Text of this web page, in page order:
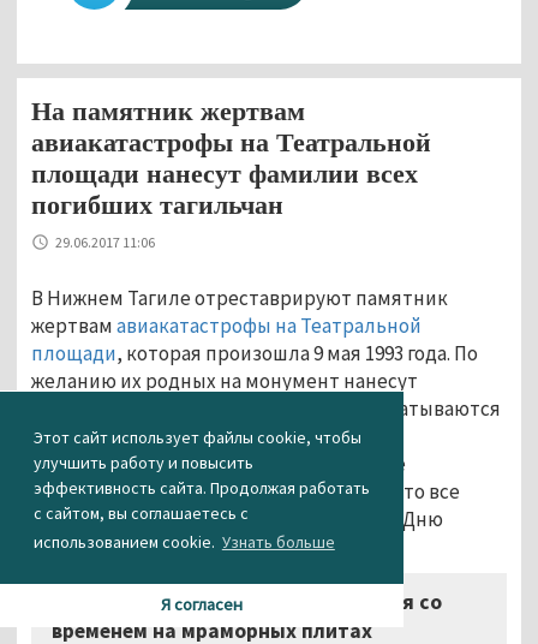
Этот сайт использует файлы cookie, чтобы
улучшить работу и повысить
эффективность сайта. Продолжая работать
с сайтом, вы соглашаетесь с
использованием cookie. Узнать больше
Я согласен
На памятник жертвам
авиакатастрофы на Театральной
площади нанесут фамилии всех
погибших тагильчан
29.06.2017 11:06
В Нижнем Тагиле отреставрируют памятник
жертвамавиакатастрофы на Театральной
площади, которая произошла 9 мая 1993 года. По
желанию их родных на монумент нанесут
фамилии всех погибших. Сейчас прорабатываются
варианты расположения этих данных.
Реставрация памятника начнётся после
утверждения его эскиза. Планируется, что все
работы будут полностью завершены ко Дню
города.
«Потёртости, образовавшиеся со
временем на мраморных плитах